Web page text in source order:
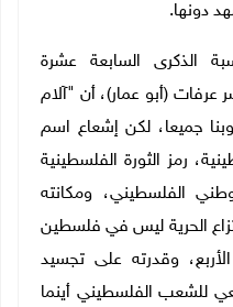
دونها.
الذكرى السابعة عشرة
عرفات (أبو عمار)، أن "آلام
جميعا، لكن إشعاع اسم
رمز الثورة الفلسطينية
الفلسطيني، ومكانته
الحرية ليس في فلسطين
وقدرته على تجسيد
للشعب الفلسطيني أينما